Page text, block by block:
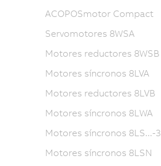
ACOPOSmotor Compact
Servomotores 8WSA
Motores reductores 8WSB
Motores síncronos 8LVA
Motores reductores 8LVB
Motores síncronos 8LWA
Motores síncronos 8LS...-3
Motores síncronos 8LSN